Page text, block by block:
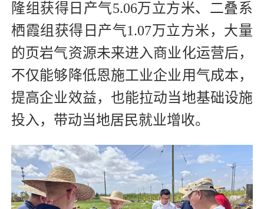
隆组获得日产气5.06万立方米、二叠系
栖霞组获得日产气1.07万立方米，大量
的页岩气资源未来进入商业化运营后，
不仅能够降低恩施工业企业用气成本，
提高企业效益，也能拉动当地基础设施
投入，带动当地居民就业增收。